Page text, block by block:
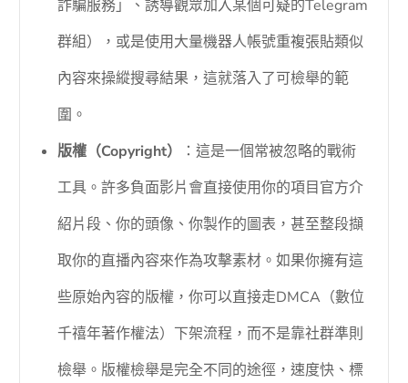
詐騙服務」、誘導觀眾加入某個可疑的Telegram
群組），或是使用大量機器人帳號重複張貼類似
內容來操縱搜尋結果，這就落入了可檢舉的範
圍。
版權（Copyright）
：這是一個常被忽略的戰術
工具。許多負面影片會直接使用你的項目官方介
紹片段、你的頭像、你製作的圖表，甚至整段擷
取你的直播內容來作為攻擊素材。如果你擁有這
些原始內容的版權，你可以直接走DMCA（數位
千禧年著作權法）下架流程，而不是靠社群準則
檢舉。版權檢舉是完全不同的途徑，速度快、標